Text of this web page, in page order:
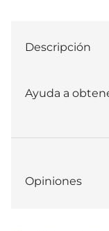
Descripción
Ayuda a
Opiniones